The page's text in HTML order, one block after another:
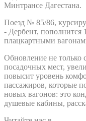
Минтрансе Дагестана.
Поезд № 85/86,
- Дербент,
плацкартными
Обновление не только
посадочных мест,
повысит уровень
пассажиров, которые
новых вагонов: это
душевые кабины,